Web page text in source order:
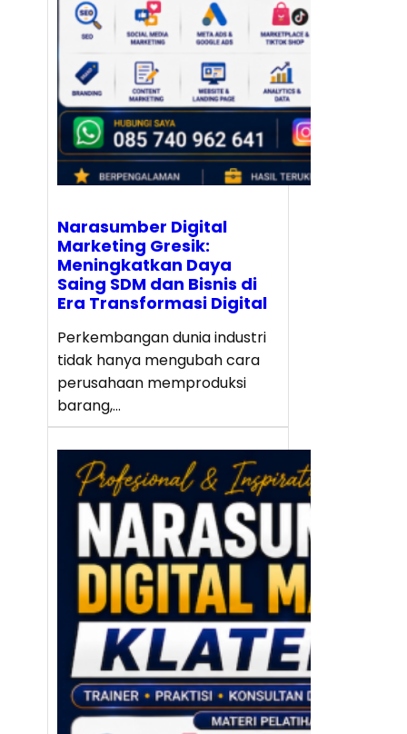
Narasumber Digital
Marketing Gresik:
Meningkatkan Daya
Saing SDM dan Bisnis di
Era Transformasi Digital
Perkembangan dunia industri
tidak hanya mengubah cara
perusahaan memproduksi
barang,…